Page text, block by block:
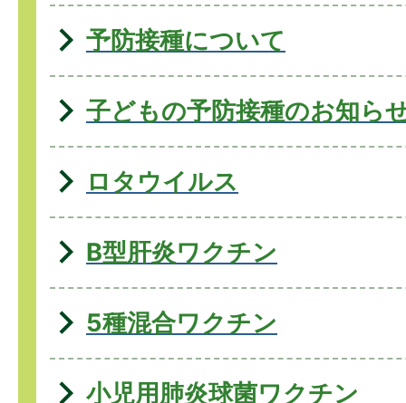
予防接種について
子どもの予防接種のお知ら
ロタウイルス
B型肝炎ワクチン
5種混合ワクチン
小児用肺炎球菌ワクチン